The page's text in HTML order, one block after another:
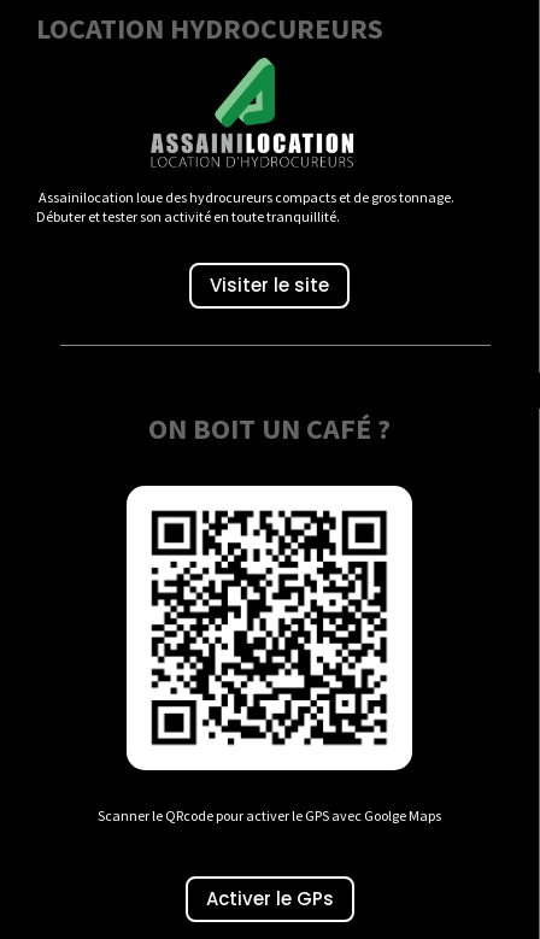
LOCATION HYDROCUREURS
Assainilocation loue des hydrocureurs compacts et de gros tonnage.
Débuter et tester son activité en toute tranquillité.
Visiter le site
ON BOIT UN CAFÉ ?
Scanner le QRcode pour activer le GPS avec Goolge Maps
Activer le GPs